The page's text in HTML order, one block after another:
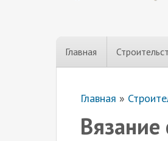
Главная
Главная »